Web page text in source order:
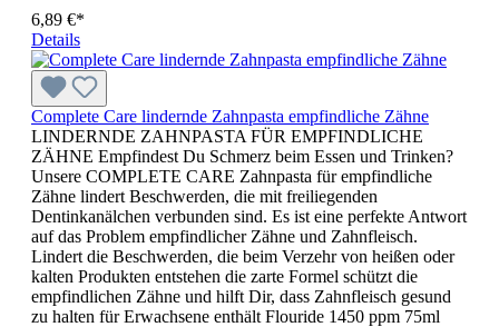
6,89 €*
Details
Complete Care lindernde Zahnpasta empfindliche Zähne
LINDERNDE ZAHNPASTA FÜR EMPFINDLICHE
ZÄHNE Empfindest Du Schmerz beim Essen und Trinken?
Unsere COMPLETE CARE Zahnpasta für empfindliche
Zähne lindert Beschwerden, die mit freiliegenden
Dentinkanälchen verbunden sind. Es ist eine perfekte Antwort
auf das Problem empfindlicher Zähne und Zahnfleisch.
Lindert die Beschwerden, die beim Verzehr von heißen oder
kalten Produkten entstehen die zarte Formel schützt die
empfindlichen Zähne und hilft Dir, dass Zahnfleisch gesund
zu halten für Erwachsene enthält Flouride 1450 ppm 75ml